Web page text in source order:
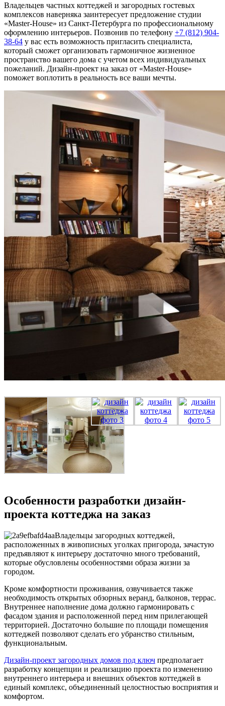
Владельцев частных коттеджей и загородных гостевых
комплексов наверняка заинтересует предложение студии
«Master-House» из Санкт-Петербурга по профессиональному
оформлению интерьеров. Позвонив по телефону +7 (812) 904-
38-64 у вас есть возможность пригласить специалиста,
который сможет организовать гармоничное жизненное
пространство вашего дома с учетом всех индивидуальных
пожеланий. Дизайн-проект на заказ от «Master-House»
поможет воплотить в реальность все ваши мечты.
Особенности разработки дизайн-
проекта коттеджа на заказ
Владельцы загородных коттеджей,
расположенных в живописных уголках пригорода, зачастую
предъявляют к интерьеру достаточно много требований,
которые обусловлены особенностями образа жизни за
городом.
Кроме комфортности проживания, озвучивается также
необходимость открытых обзорных веранд, балконов, террас.
Внутреннее наполнение дома должно гармонировать с
фасадом здания и расположенной перед ним прилегающей
территорией. Достаточно большие по площади помещения
коттеджей позволяют сделать его убранство стильным,
функциональным.
Дизайн-проект загородных домов под ключ предполагает
разработку концепции и реализацию проекта по изменению
внутреннего интерьера и внешних объектов коттеджей в
единый комплекс, объединенный целостностью восприятия и
комфортом.